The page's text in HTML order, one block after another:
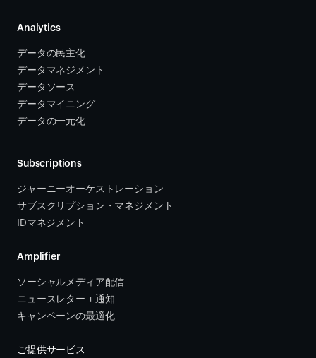
Analytics
データの民主化
データマネジメント
データソース
データマイニング
データの一元化
Subscriptions
ジャーニーオーケストレーション
サブスクリプション・マネジメント
IDマネジメント
Amplifier
ソーシャルメディア配信
ニュースレター + 通知
キャンペーンの最適化
ご提供サービス